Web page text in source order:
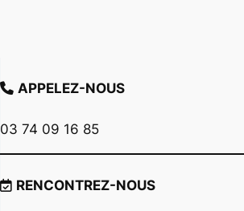
APPELEZ-NOUS
03 74 09 16 85
RENCONTREZ-NOUS